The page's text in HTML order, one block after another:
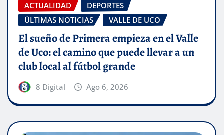
ACTUALIDAD
DEPORTES
ÚLTIMAS NOTICIAS
VALLE DE UCO
El sueño de Primera empieza en el Valle
de Uco: el camino que puede llevar a un
club local al fútbol grande
8 Digital Ago 6, 2026